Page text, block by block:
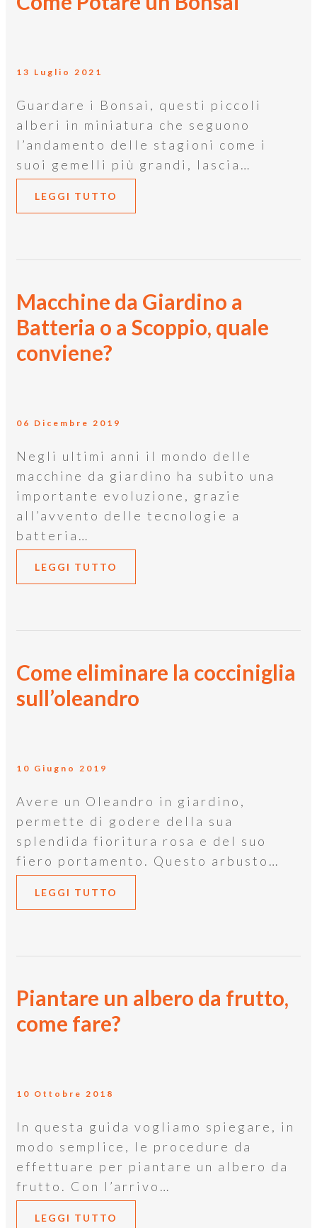
13 Luglio 2021
Guardare i Bonsai, questi piccoli
alberi in miniatura che seguono
l’andamento delle stagioni come i
suoi gemelli più grandi, lascia…
LEGGI TUTTO
Macchine da Giardino a
Batteria o a Scoppio, quale
conviene?
06 Dicembre 2019
Negli ultimi anni il mondo delle
macchine da giardino ha subito una
importante evoluzione, grazie
all’avvento delle tecnologie a
batteria…
LEGGI TUTTO
Come eliminare la cocciniglia
sull’oleandro
10 Giugno 2019
Avere un Oleandro in giardino,
permette di godere della sua
splendida fioritura rosa e del suo
fiero portamento. Questo arbusto…
LEGGI TUTTO
Piantare un albero da frutto,
come fare?
10 Ottobre 2018
In questa guida vogliamo spiegare, in
modo semplice, le procedure da
effettuare per piantare un albero da
frutto. Con l’arrivo…
LEGGI TUTTO